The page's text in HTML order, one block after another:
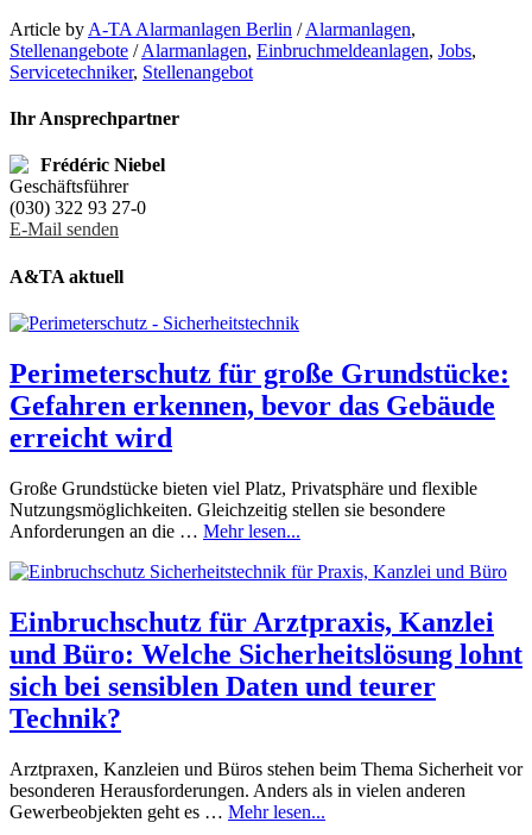
Article by A-TA Alarmanlagen Berlin /Alarmanlagen,
Stellenangebote /Alarmanlagen, Einbruchmeldeanlagen, Jobs,
Servicetechniker, Stellenangebot
Ihr Ansprechpartner
Frédéric Niebel
Geschäftsführer
(030) 322 93 27-0
E-Mail senden
A&TA aktuell
Perimeterschutz für große Grundstücke:
Gefahren erkennen, bevor das Gebäude
erreicht wird
Große Grundstücke bieten viel Platz, Privatsphäre und flexible
Nutzungsmöglichkeiten. Gleichzeitig stellen sie besondere
Anforderungen an die … Mehr lesen...
Einbruchschutz für Arztpraxis, Kanzlei
und Büro: Welche Sicherheitslösung lohnt
sich bei sensiblen Daten und teurer
Technik?
Arztpraxen, Kanzleien und Büros stehen beim Thema Sicherheit vor
besonderen Herausforderungen. Anders als in vielen anderen
Gewerbeobjekten geht es … Mehr lesen...